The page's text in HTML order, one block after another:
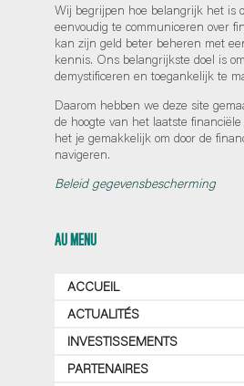
Wij begrijpen hoe belangrijk het is
eenvoudig te communiceren over
kan zijn geld beter beheren met
kennis. Ons belangrijkste doel is
demystificeren en toegankelijk te
Daarom hebben we deze site
de hoogte van het laatste
het je gemakkelijk om door de
navigeren.
Beleid gegevensbescherming
AU MENU
ACCUEIL
ACTUALITÉS
INVESTISSEMENTS
PARTENAIRES